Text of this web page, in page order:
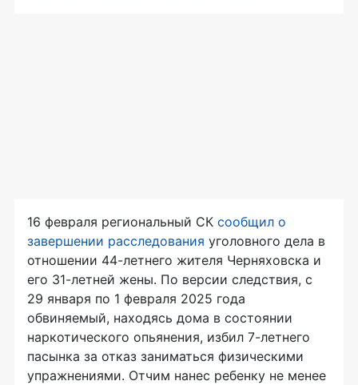
16 февраля региональный СК сообщил о
завершении расследования уголовного дела в
отношении 44-летнего жителя Черняховска и
его 31-летней жены. По версии следствия, с
29 января по 1 февраля 2025 года
обвиняемый, находясь дома в состоянии
наркотического опьянения, избил 7-летнего
пасынка за отказ заниматься физическими
упражнениями. Отчим нанес ребенку не менее